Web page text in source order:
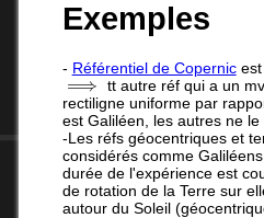
Exemples
- Référentiel de Copernicest
⟹
tt autre réf qui a un
rectiligne uniforme par
est Galiléen, les autres ne le
-Les réfs géocentriques et
considérés comme
durée de l'expérience est
de rotation de la Terre sur
autour du Soleil